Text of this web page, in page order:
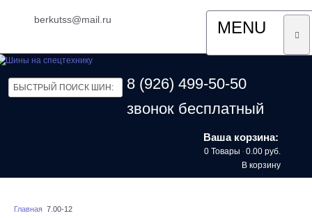
berkutss@mail.ru MENU
ОТЗЫВЫ
КОНТАКТЫ
8 (926) 499-50-50
звонок бесплатный
Ваша корзина:
0 Товары -0.00 руб.
В корзину
Главная 7.00-12